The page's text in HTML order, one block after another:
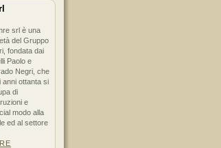
srl è una
del Gruppo
fondata dai
Paolo e
Negri, che
anni ottanta si
di
e
modo alla
ed al settore